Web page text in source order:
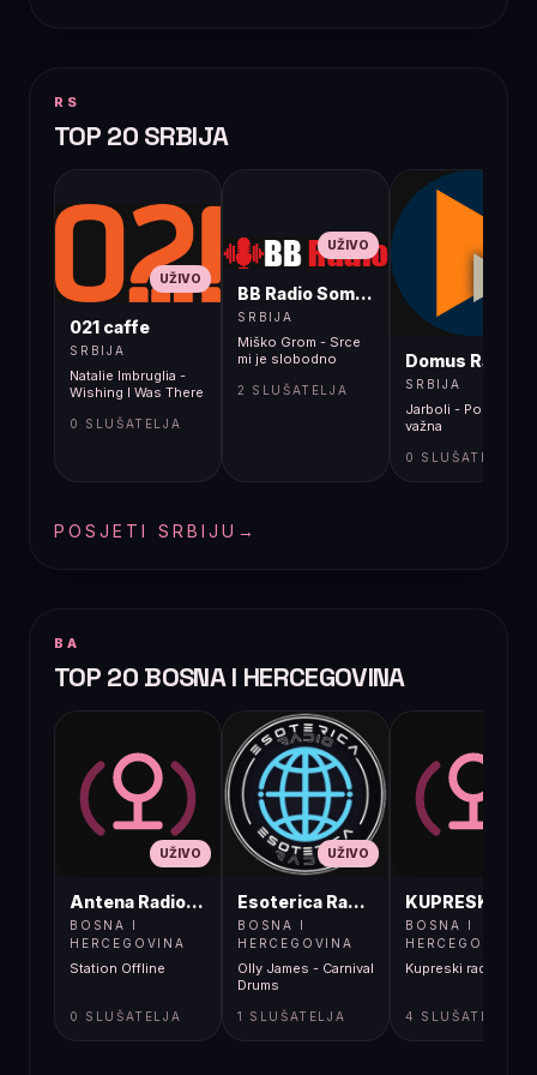
RS
TOP 20 SRBIJA
UŽIVO
021 caffe
SRBIJA
Natalie Imbruglia -
Wishing I Was There
0 SLUŠATELJA
UŽIVO
BB Radio Sombor
SRBIJA
Miško Grom - Srce
mi je slobodno
2 SLUŠATELJA
Domus Radio
SRBIJA
Jarboli - Podrška je
važna
0 SLUŠATELJA
POSJETI SRBIJU →
BA
TOP 20 BOSNA I HERCEGOVINA
UŽIVO
Antena Radio, Jelah Tešanj
BOSNA I
HERCEGOVINA
Station Offline
0 SLUŠATELJA
UŽIVO
Esoterica Radio S1
BOSNA I
HERCEGOVINA
Olly James - Carnival
Drums
1 SLUŠATELJA
BOSNA I
HERCEGOVINA
Kupreski radio
4 SLUŠATELJA